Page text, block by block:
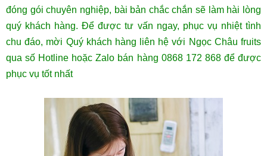
đóng gói chuyên nghiệp, bài bản chắc chắn sẽ làm hài lòng
quý khách hàng. Để được tư vấn ngay, phục vụ nhiệt tình
chu đáo, mời Quý khách hàng liên hệ với Ngọc Châu fruits
qua số Hotline hoặc Zalo bán hàng 0868 172 868 để được
phục vụ tốt nhất